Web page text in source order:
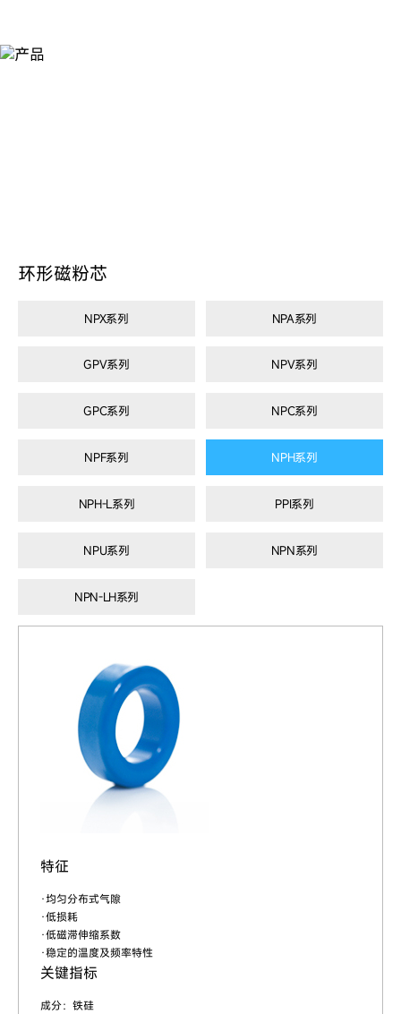
环形磁粉芯
NPX系列 NPA系列
GPV系列 NPV系列
GPC系列 NPC系列
NPF系列 NPH系列
NPH-L系列 PPI系列
NPU系列 NPN系列
NPN-LH系列
特征
·均匀分布式气隙
·低损耗
·低磁滞伸缩系数
·稳定的温度及频率特性
关键指标
成分：铁硅